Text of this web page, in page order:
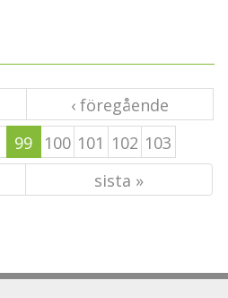
‹ föregående
99 100 101 102 103
sista »